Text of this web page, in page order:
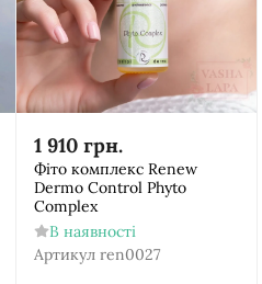
1 910 грн.
Фіто комплекс Renew
Dermo Control Phyto
Complex
В наявності
Артикул ren0027